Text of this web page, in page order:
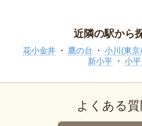
近隣の駅から
花小金井 鷹の台 小川(東京
新小平
小平
よくある質